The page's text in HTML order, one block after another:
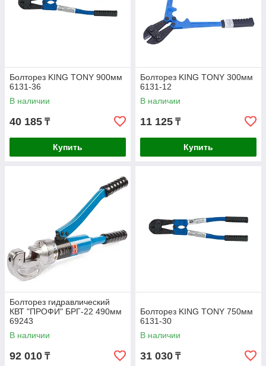
Болторез KING TONY 900мм
6131-36
В наличии
40 185 ₸
Купить
Болторез KING TONY 300мм
6131-12
В наличии
11 125 ₸
Купить
Болторез гидравлический
КВТ "ПРОФИ" БРГ-22 490мм
69243
В наличии
92 010 ₸
Болторез KING TONY 750мм
6131-30
В наличии
31 030 ₸